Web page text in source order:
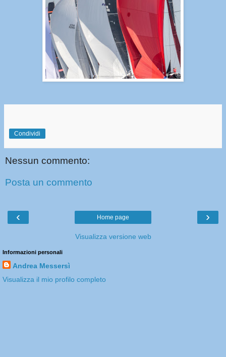
Condividi
Nessun commento:
Posta un commento
‹ ›
Home page
Visualizza versione web
Informazioni personali
Andrea Messersì
Visualizza il mio profilo completo